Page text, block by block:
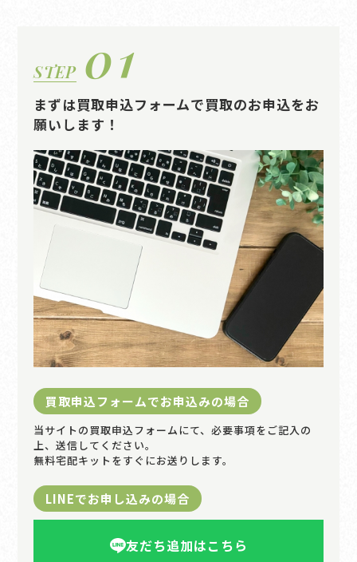
STEP 01
まずは買取申込フォームで買取のお申込をお
願いします！
買取申込フォームでお申込みの場合
当サイトの買取申込フォームにて、必要事項をご記入の
上、送信してください。
無料宅配キットをすぐにお送りします。
LINEでお申し込みの場合
友だち追加はこちら